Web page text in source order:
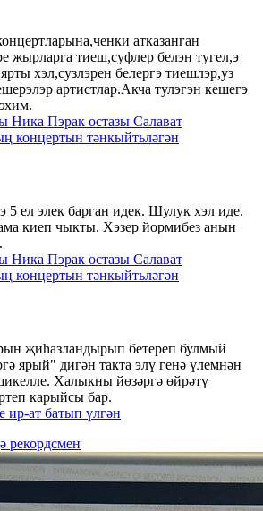
атказанган
жырларга тиеш,суфлер белэн тугел,э
хэл,сузлэрен белергэ тиешлэр,уз
артистлар.Акча тулэгэн кешегэ
Ника Пэрак остазы Салават
концертын тәнкыйтьләгән
5 ел элек барган идек. Шулук хэл иде.
киеп чыкты. Хэзер йормибез анын
Ника Пэрак остазы Салават
концертын тәнкыйтьләгән
җиһазландырып бетереп булмый
ярый" дигән такта элү генә үлемнән
Халыкны йөзәргә өйрәтү
карыйсы бар.
ир-ат батып үлгән
рекордсмен